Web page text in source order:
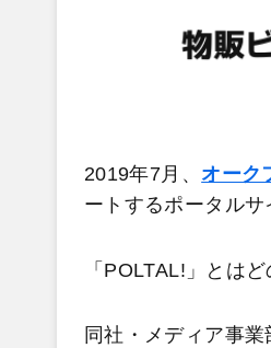
2019年7月、 オーク
ートするポータルサ
「POLTAL!」とは
同社・メディア事